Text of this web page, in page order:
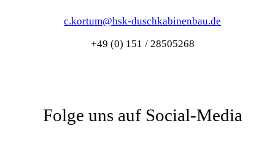
c.kortum@hsk-duschkabinenbau.de
+49 (0) 151 / 28505268
Folge uns auf Social-Media